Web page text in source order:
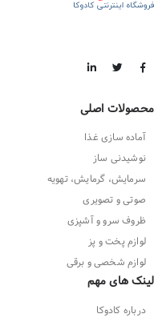
محصولات اصلی
آماده سازی غذا
نوشیدنی ساز
سرمایش، گرمایش، تهویه
صوتی و تصویری
ظروف سرو و آشپزی
لوازم پخت و پز
لوازم شخصی و برقی
لینک های مهم
درباره کادوکا